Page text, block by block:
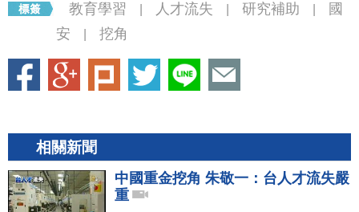
教育學習 人才流失 研究補助
國
安
挖角
相關新聞
中國重金挖角 朱敬一：台人才流失嚴
重